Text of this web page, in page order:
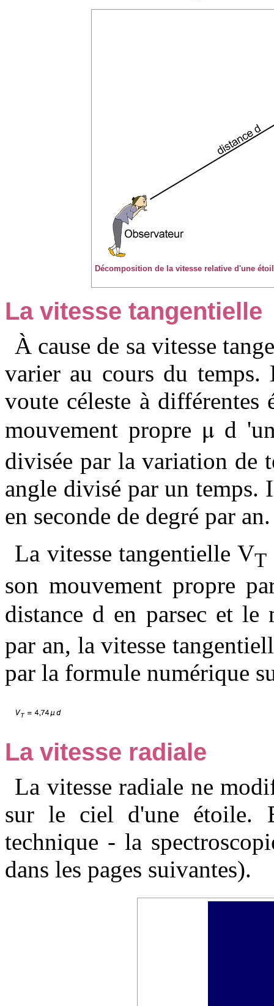
Décomposition de la vitesse relative d'une
La vitesse tangentielle
À cause de sa vitesse
varier au cours du
voute céleste à différentes
mouvement propre μ d
divisée par la variation de
angle divisé par un temps.
en seconde de degré par an.
La vitesse tangentielle VT
son mouvement propre
distance d en parsec et
par an, la vitesse
par la formule numérique
La vitesse radiale
La vitesse radiale ne
sur le ciel d'une étoile.
technique - la
dans les pages suivantes).